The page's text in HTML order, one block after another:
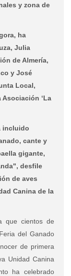
y zona de
ha
Julia
de Almería,
y José
Local,
‘La
incluido
cante y
gigante,
desfile
de aves
Canina de la
que cientos de
del Ganado
de primera
Unidad Canina
ha celebrado